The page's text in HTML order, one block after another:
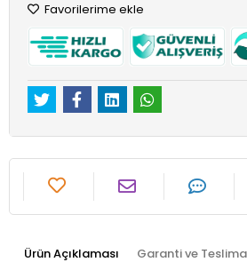
Favorilerime ekle
Ürün Açıklaması Garanti ve